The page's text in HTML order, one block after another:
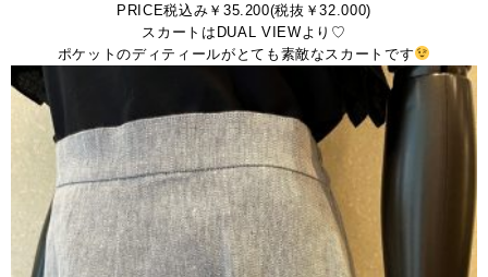
PRICE税込み￥35.200(税抜￥32.000)
スカートはDUAL VIEWより♡
ポケットのディティールがとても素敵なスカートです